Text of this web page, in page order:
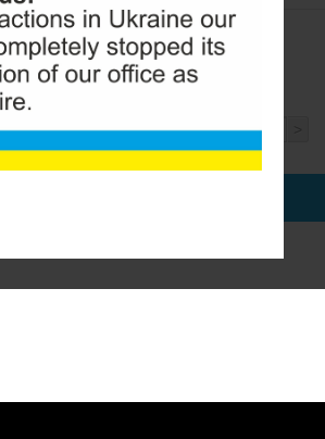
966грн.
Количество <